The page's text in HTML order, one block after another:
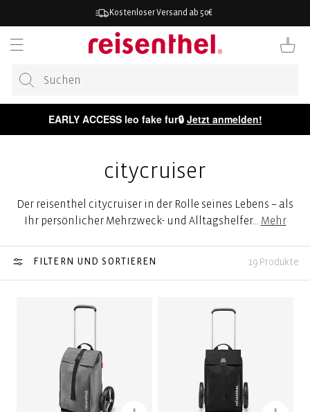
Kostenloser Versand ab 50€
EARLY ACCESS leo fake fur🔒 Jetzt anmelden!
citycruiser
Der reisenthel citycruiser in der Rolle seines Lebens – als
Ihr persönlicher Mehrzweck- und Alltagshelfer... Mehr
FILTERN UND SORTIEREN 19 Produkte